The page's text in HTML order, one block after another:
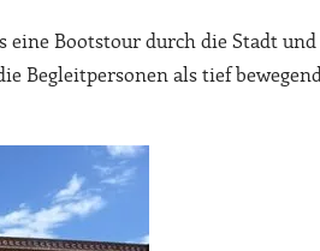
eine Bootstour durch die Stadt und
Begleitpersonen als tief bewegend